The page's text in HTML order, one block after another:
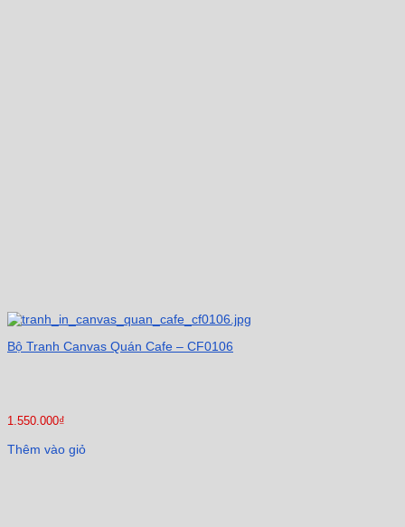
Bộ Tranh Canvas Quán Cafe – CF0106
1.550.000₫
Thêm vào giỏ